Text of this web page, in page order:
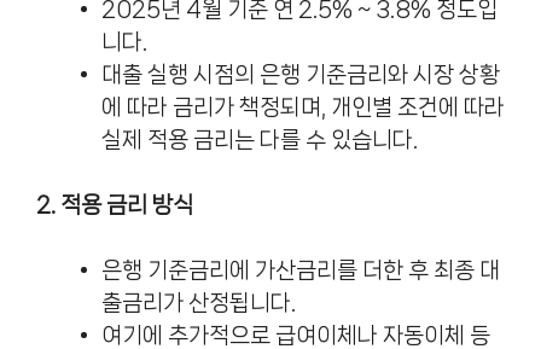
2025년 4월 기준 연 2.5% ~ 3.8% 정도입
니다.
대출 실행 시점의 은행 기준금리와 시장 상황
에 따라 금리가 책정되며, 개인별 조건에 따라
실제 적용 금리는 다를 수 있습니다.
2. 적용 금리 방식
은행 기준금리에 가산금리를 더한 후 최종 대
출금리가 산정됩니다.
여기에 추가적으로 급여이체나 자동이체 등